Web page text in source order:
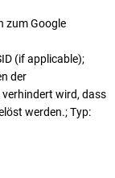
zum Google
(if applicable);
der
wird, dass
werden.; Typ: